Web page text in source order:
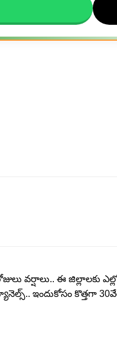
వర్షాలు.. ఈ జిల్లాలకు
ఇందుకోసం కొత్త‌గా